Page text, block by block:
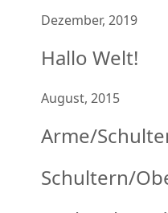
Dezember, 2019
Hallo Welt!
August, 2015
Arme/
Schultern/